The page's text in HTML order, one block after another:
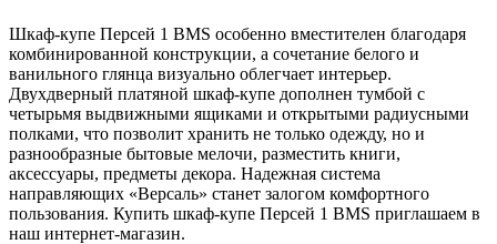
Шкаф-купе Персей 1 BMS особенно вместителен благодаря
комбинированной конструкции, а сочетание белого и
ванильного глянца визуально облегчает интерьер.
Двухдверный платяной шкаф-купе дополнен тумбой с
четырьмя выдвижными ящиками и открытыми радиусными
полками, что позволит хранить не только одежду, но и
разнообразные бытовые мелочи, разместить книги,
аксессуары, предметы декора. Надежная система
направляющих «Версаль» станет залогом комфортного
пользования. Купить шкаф-купе Персей 1 BMS приглашаем в
наш интернет-магазин.